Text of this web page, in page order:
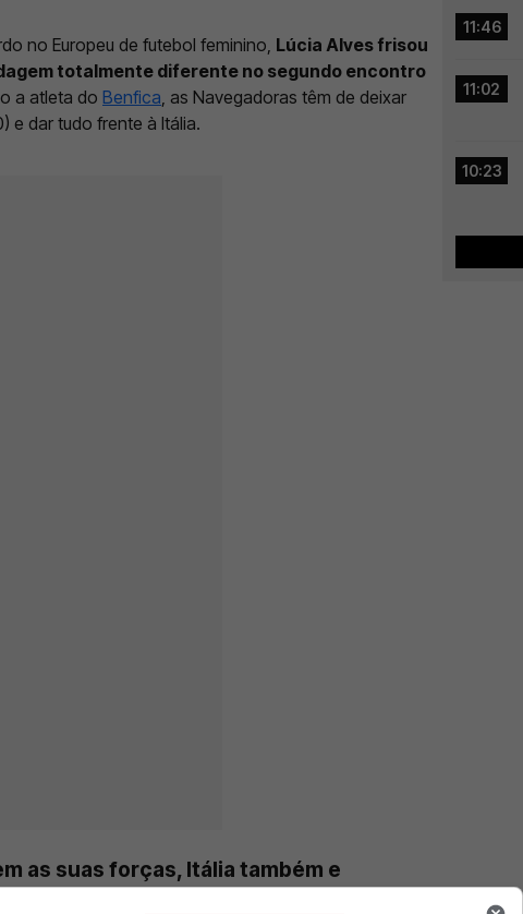
no Europeu de futebol feminino, Lúcia Alves frisou
totalmente diferente no segundo encontro
a atleta do Benfica , as Navegadoras têm de deixar
e dar tudo frente à Itália.
as suas forças, Itália também e
ganhar"
11:46
11:02
10:23